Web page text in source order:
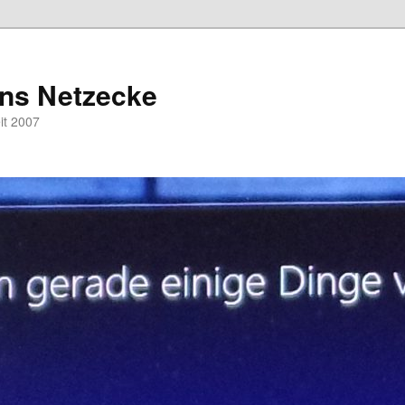
Netzecke
2007